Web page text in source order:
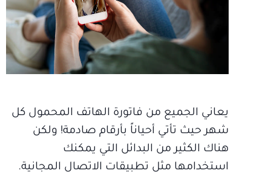
يعاني الجميع من فاتورة الهاتف المحمول كل
شهر حيث تأتي أحياناً بأرقام صادمة! ولكن
هناك الكثير من البدائل التي يمكنك
استخدامها مثل تطبيقات الاتصال المجانية.